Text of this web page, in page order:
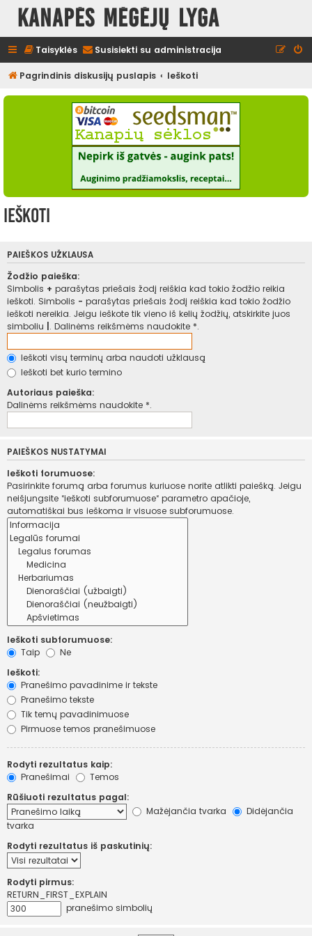
Kanapės mėgėjų lyga
Taisyklės Susisiekti su administracija
Pagrindinis diskusijų puslapis Ieškoti
Ieškoti
PAIEŠKOS UŽKLAUSA
Žodžio paieška:
Simbolis + parašytas priešais žodį reiškia kad tokio žodžio reikia
ieškoti. Simbolis - parašytas priešais žodį reiškia kad tokio žodžio
ieškoti nereikia. Jeigu ieškote tik vieno iš kelių žodžių, atskirkite juos
simboliu . Dalinėms reikšmėms naudokite *.
Ieškoti visų terminų arba naudoti užklausą
Ieškoti bet kurio termino
Autoriaus paieška:
Dalinėms reikšmėms naudokite *.
PAIEŠKOS NUSTATYMAI
Ieškoti forumuose:
Pasirinkite forumą arba forumus kuriuose norite atlikti paiešką. Jeigu
neišjungsite “ieškoti subforumuose“ parametro apačioje,
automatiškai bus ieškoma ir visuose subforumuose.
Ieškoti subforumuose:
Taip
Ne
Ieškoti:
Pranešimo pavadinime ir tekste
Pranešimo tekste
Tik temų pavadinimuose
Pirmuose temos pranešimuose
Rodyti rezultatus kaip:
Pranešimai
Temos
Rūšiuoti rezultatus pagal:
Mažėjančia tvarka
Didėjančia
tvarka
Rodyti rezultatus iš paskutinių:
Rodyti pirmus:
RETURN_FIRST_EXPLAIN
pranešimo simbolių